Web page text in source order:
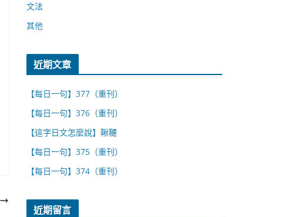
文法
其他
近期文章
【每日一句】377（重刊）
【每日一句】376（重刊）
【這字日文怎麼說】鞦韆
【每日一句】375（重刊）
【每日一句】374（重刊）
近期留言